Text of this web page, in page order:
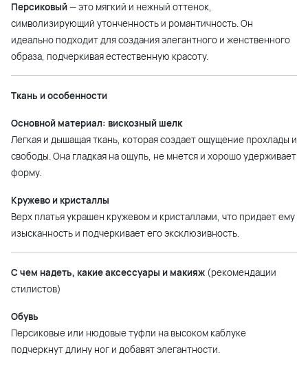
Персиковый— это мягкий и нежный оттенок,
символизирующий утонченность и романтичность. Он
идеально подходит для создания элегантного и женственного
образа, подчеркивая естественную красоту.
Ткань и особенности
Основной материал: вискозный шелк
Легкая и дышащая ткань, которая создает ощущение прохлады и
свободы. Она гладкая на ощупь, не мнется и хорошо удерживает
форму.
Кружево и кристаллы
Верх платья украшен кружевом и кристаллами, что придает ему
изысканность и подчеркивает его эксклюзивность.
С чем надеть, какие аксессуары и макияж (рекомендации
стилистов)
Обувь
Персиковые или нюдовые туфли на высоком каблуке
подчеркнут длину ног и добавят элегантности.